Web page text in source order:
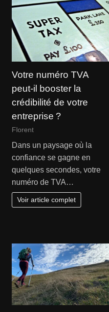
Votre numéro TVA
peut-il booster la
crédibilité de votre
entreprise ?
Florent
Dans un paysage où la
confiance se gagne en
quelques secondes, votre
numéro de TVA…
Voir article complet